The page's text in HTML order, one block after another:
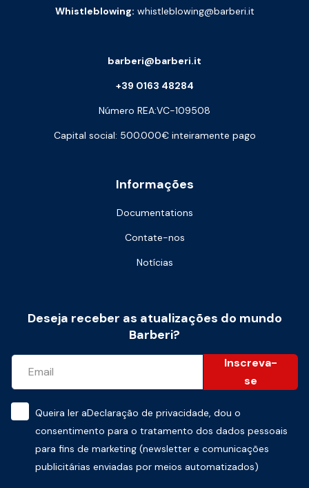
Whistleblowing: whistleblowing@barberi.it
Informações
Documentations
Contate-nos
Notícias
barberi@barberi.it
+39 0163 48284
Número REA:VC-109508
Capital social: 500.000€ inteiramente pago
Deseja receber as atualizações do mundo
Barberi?
Inscreva-
se
Queira ler aDeclaração de privacidade, dou o
consentimento para o tratamento dos dados pessoais
para fins de marketing (newsletter e comunicações
publicitárias enviadas por meios automatizados)